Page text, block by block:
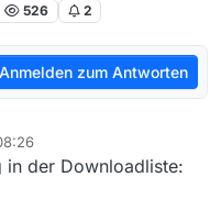
526 2
Anmelden zum Antworten
in der Downloadliste: